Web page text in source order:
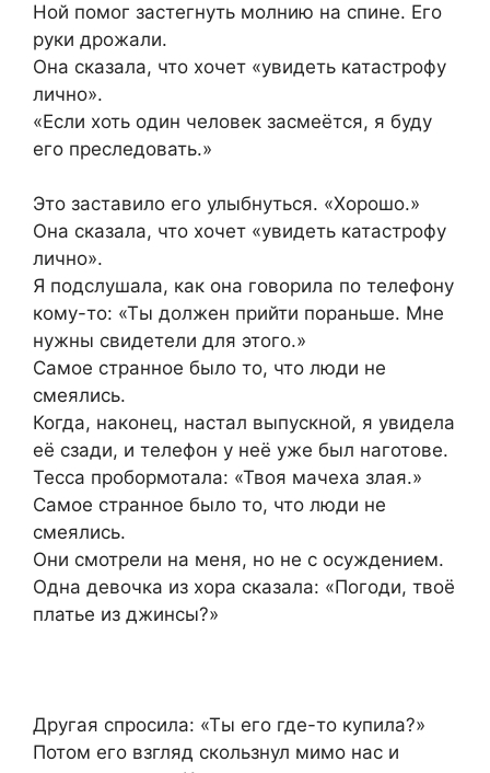
Ной помог застегнуть молнию на спине. Его
руки дрожали.
Она сказала, что хочет «увидеть катастрофу
лично».
«Если хоть один человек засмеётся, я буду
его преследовать.»
Это заставило его улыбнуться. «Хорошо.»
Она сказала, что хочет «увидеть катастрофу
лично».
Я подслушала, как она говорила по телефону
кому-то: «Ты должен прийти пораньше. Мне
нужны свидетели для этого.»
Самое странное было то, что люди не
смеялись.
Когда, наконец, настал выпускной, я увидела
её сзади, и телефон у неё уже был наготове.
Тесса пробормотала: «Твоя мачеха злая.»
Самое странное было то, что люди не
смеялись.
Они смотрели на меня, но не с осуждением.
Одна девочка из хора сказала: «Погоди, твоё
платье из джинсы?»
Другая спросила: «Ты его где-то купила?»
Потом его взгляд скользнул мимо нас и